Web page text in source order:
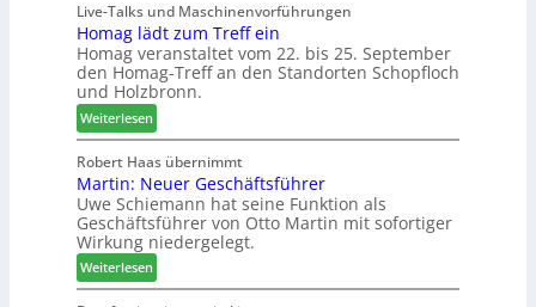
l
l
e
n
a
u
e
f
ü
r
W
e
m
h
ö
n
e
r
c
h
e
n
s
t
a
u
r
a
u
m
-
S
Live-Talks und Maschinenvorführungen
Homag lädt zum Treff ein
Homag veranstaltet vom 22. bis 25. September
den Homag-Treff an den Standorten Schopfloch
und Holzbronn.
Weiterlesen:
H
o
m
a
g
l
ä
d
Robert Haas übernimmt
Martin: Neuer Geschäftsführer
Uwe Schiemann hat seine Funktion als
Geschäftsführer von Otto Martin mit sofortiger
Wirkung niedergelegt.
Weiterlesen:
M